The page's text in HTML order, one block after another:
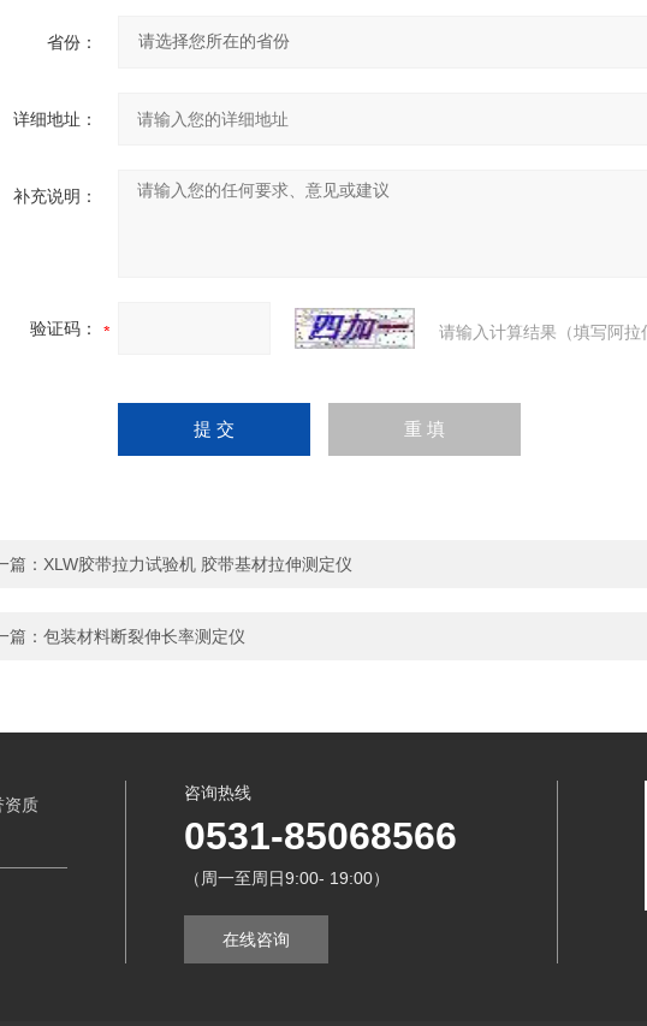
省份：
详细地址：
补充说明：
验证码： 请输入计算结果（填写阿
篇： XLW胶带拉力试验机 胶带基材拉伸测定仪
篇： 包装材料断裂伸长率测定仪
资质
咨询热线
0531-85068566
（周一至周日9:00- 19:00）
在线咨询